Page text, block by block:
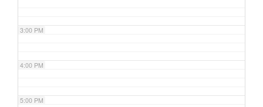
3:00 PM
4:00 PM
5:00 PM